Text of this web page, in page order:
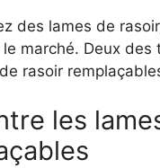
des lames de
marché. Deux
rasoir
les